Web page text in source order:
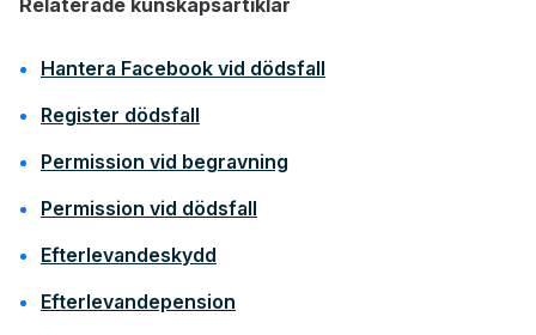
Relaterade kunskapsartiklar
Hantera Facebook vid dödsfall
Register dödsfall
Permission vid begravning
Permission vid dödsfall
Efterlevandeskydd
Efterlevandepension